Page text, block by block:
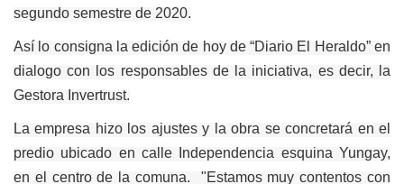
segundo semestre de 2020.
Así lo consigna la edición de hoy de “Diario El Heraldo” en
dialogo con los responsables de la iniciativa, es decir, la
Gestora Invertrust.
La empresa hizo los ajustes y la obra se concretará en el
predio ubicado en calle Independencia esquina Yungay,
en el centro de la comuna. "Estamos muy contentos con